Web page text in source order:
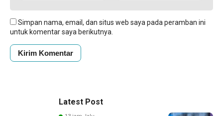
Simpan nama, email, dan situs web saya pada peramban ini
untuk komentar saya berikutnya.
Latest Post